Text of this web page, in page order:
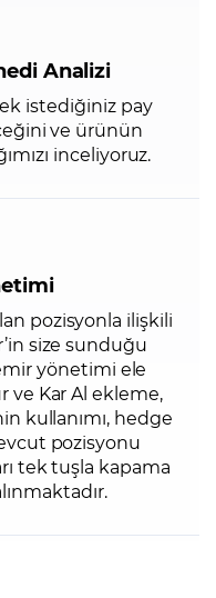
Analizi
istediğiniz pay
ve ürünün
inceliyoruz.
pozisyonla ilişkili
size sunduğu
yönetimi ele
ve Kar Al ekleme,
kullanımı, hedge
pozisyonu
tek tuşla kapama